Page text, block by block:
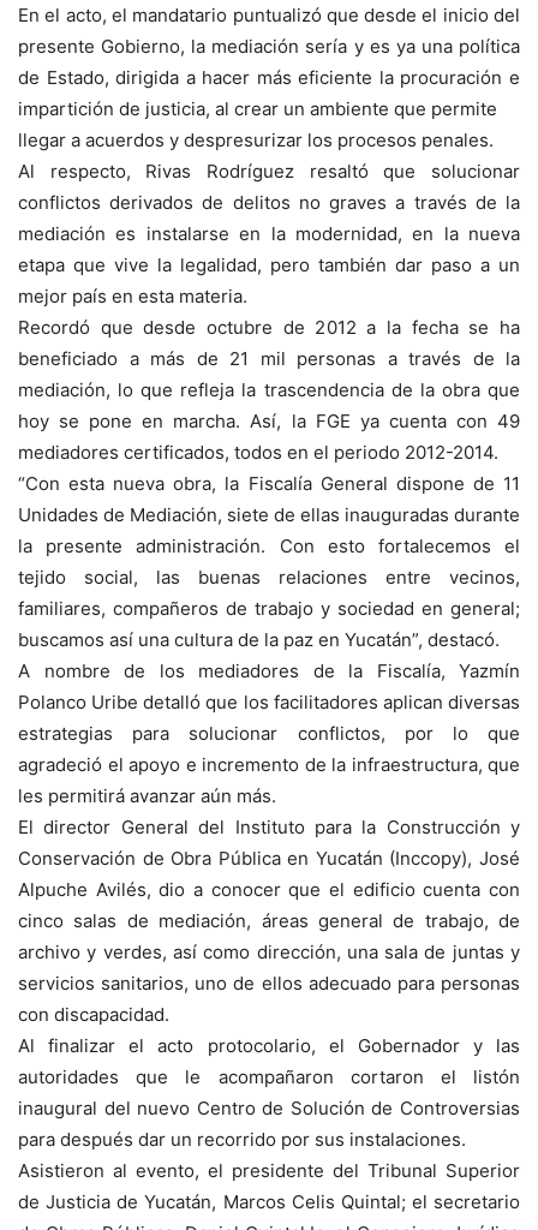
En el acto, el mandatario puntualizó que desde el inicio del
presente Gobierno, la mediación sería y es ya una política
de Estado, dirigida a hacer más eficiente la procuración e
impartición de justicia, al crear un ambiente que permite
llegar a acuerdos y despresurizar los procesos penales.
Al respecto, Rivas Rodríguez resaltó que solucionar
conflictos derivados de delitos no graves a través de la
mediación es instalarse en la modernidad, en la nueva
etapa que vive la legalidad, pero también dar paso a un
mejor país en esta materia.
Recordó que desde octubre de 2012 a la fecha se ha
beneficiado a más de 21 mil personas a través de la
mediación, lo que refleja la trascendencia de la obra que
hoy se pone en marcha. Así, la FGE ya cuenta con 49
mediadores certificados, todos en el periodo 2012-2014.
“Con esta nueva obra, la Fiscalía General dispone de 11
Unidades de Mediación, siete de ellas inauguradas durante
la presente administración. Con esto fortalecemos el
tejido social, las buenas relaciones entre vecinos,
familiares, compañeros de trabajo y sociedad en general;
buscamos así una cultura de la paz en Yucatán”, destacó.
A nombre de los mediadores de la Fiscalía, Yazmín
Polanco Uribe detalló que los facilitadores aplican diversas
estrategias para solucionar conflictos, por lo que
agradeció el apoyo e incremento de la infraestructura, que
les permitirá avanzar aún más.
El director General del Instituto para la Construcción y
Conservación de Obra Pública en Yucatán (Inccopy), José
Alpuche Avilés, dio a conocer que el edificio cuenta con
cinco salas de mediación, áreas general de trabajo, de
archivo y verdes, así como dirección, una sala de juntas y
servicios sanitarios, uno de ellos adecuado para personas
con discapacidad.
Al finalizar el acto protocolario, el Gobernador y las
autoridades que le acompañaron cortaron el listón
inaugural del nuevo Centro de Solución de Controversias
para después dar un recorrido por sus instalaciones.
Asistieron al evento, el presidente del Tribunal Superior
de Justicia de Yucatán, Marcos Celis Quintal; el secretario